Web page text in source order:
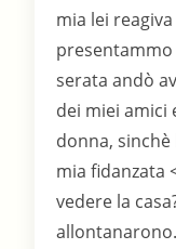
mia lei
serata andò
dei miei amici
donna, sinchè
mia fidanzata
vedere la